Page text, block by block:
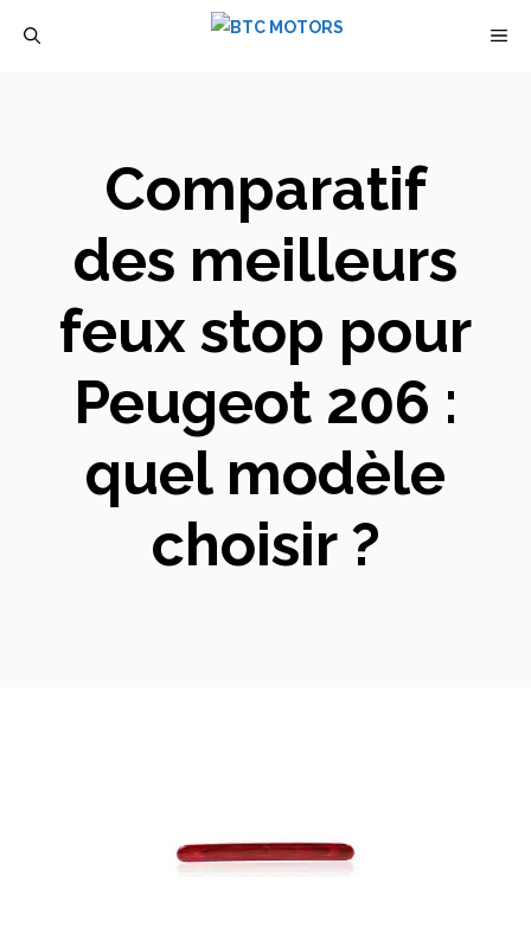
Comparatif
des meilleurs
feux stop pour
Peugeot 206 :
quel modèle
choisir ?